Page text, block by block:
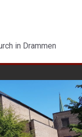
in Drammen